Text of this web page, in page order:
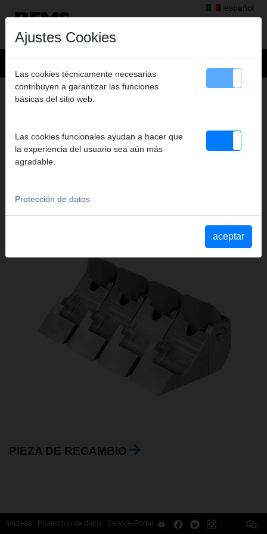
español
Productos>Roscar, Ranurar>REMS Unimat 75
> Peines p.biselado/refrenta45°,
Ø 40-62 MM, CON SOPORTE
Art. nº. 751098
Fas-/Schälbacken 45 Grad, Dm 40 - 62 mm, HSS, mit Halter
Extracto del catálogo
PIEZA DE RECAMBIO
Impreso Protección de datos Service-Portal
Ajustes Cookies
Las cookies técnicamente necesarias
contribuyen a garantizar las funciones
básicas del sitio web.
Las cookies funcionales ayudan a hacer que
la experiencia del usuario sea aún más
agradable.
Protección de datos
aceptar